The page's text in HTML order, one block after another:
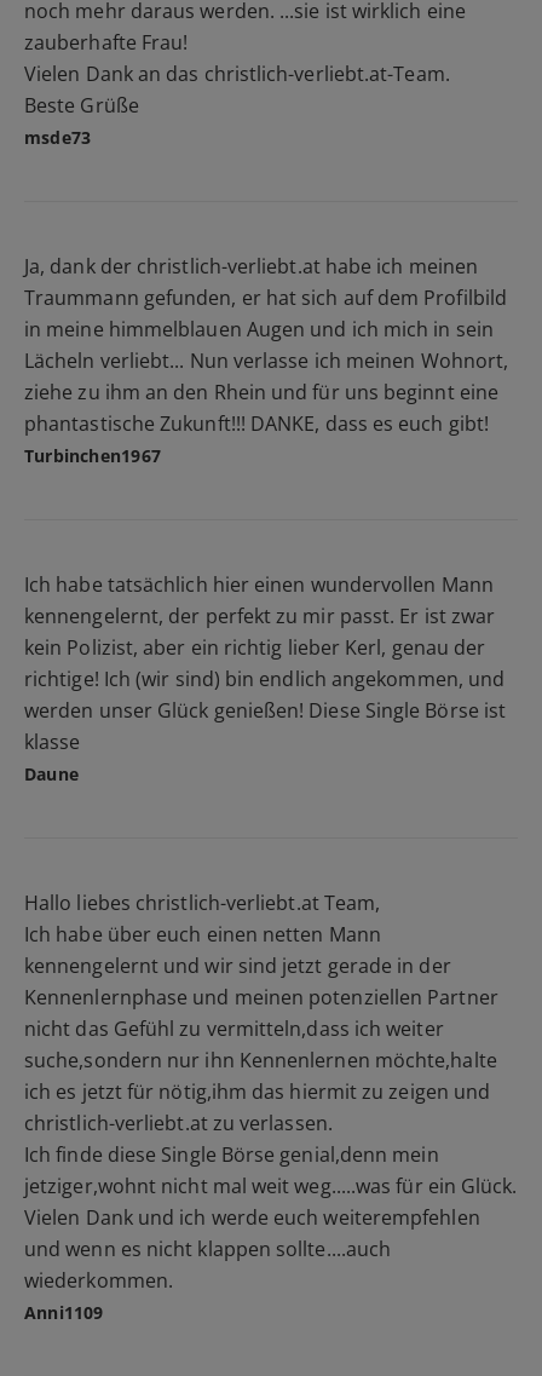
noch mehr daraus werden. ...sie ist wirklich eine
zauberhafte Frau!
Vielen Dank an das christlich-verliebt.at-Team.
Beste Grüße
msde73
Ja, dank der christlich-verliebt.at habe ich meinen
Traummann gefunden, er hat sich auf dem Profilbild
in meine himmelblauen Augen und ich mich in sein
Lächeln verliebt... Nun verlasse ich meinen Wohnort,
ziehe zu ihm an den Rhein und für uns beginnt eine
phantastische Zukunft!!! DANKE, dass es euch gibt!
Turbinchen1967
Ich habe tatsächlich hier einen wundervollen Mann
kennengelernt, der perfekt zu mir passt. Er ist zwar
kein Polizist, aber ein richtig lieber Kerl, genau der
richtige! Ich (wir sind) bin endlich angekommen, und
werden unser Glück genießen! Diese Single Börse ist
klasse
Daune
Hallo liebes christlich-verliebt.at Team,
Ich habe über euch einen netten Mann
kennengelernt und wir sind jetzt gerade in der
Kennenlernphase und meinen potenziellen Partner
nicht das Gefühl zu vermitteln,dass ich weiter
suche,sondern nur ihn Kennenlernen möchte,halte
ich es jetzt für nötig,ihm das hiermit zu zeigen und
christlich-verliebt.at zu verlassen.
Ich finde diese Single Börse genial,denn mein
jetziger,wohnt nicht mal weit weg.....was für ein Glück.
Vielen Dank und ich werde euch weiterempfehlen
und wenn es nicht klappen sollte....auch
wiederkommen.
Anni1109